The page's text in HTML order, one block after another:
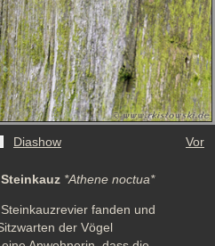
Diashow Vor
*Athene noctua*
fanden und
der Vögel